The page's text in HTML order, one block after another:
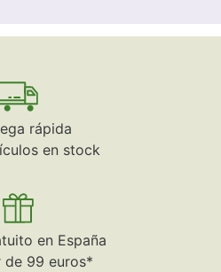
rápida
en stock
en España
de 99 euros*